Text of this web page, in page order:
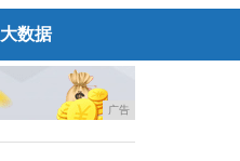
大数据
广告